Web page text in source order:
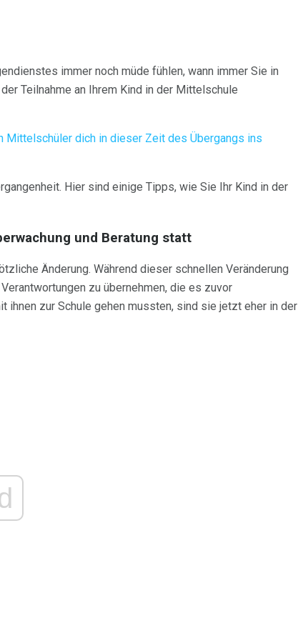
immer noch müde fühlen, wann immer Sie in
Teilnahme an Ihrem Kind in der Mittelschule
Mittelschüler dich in dieser Zeit des Übergangs ins
Hier sind einige Tipps, wie Sie Ihr Kind in der
und Beratung statt
Änderung. Während dieser schnellen Veränderung
zu übernehmen, die es zuvor
zur Schule gehen mussten, sind sie jetzt eher in der